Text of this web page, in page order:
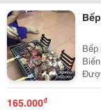
Bếp
Chỉ
3
165.000₫